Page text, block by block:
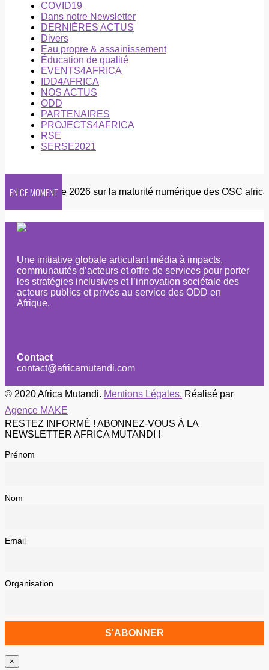
COVID19
Dans notre Newsletter
DERNIÈRES ACTUS
Divers
Eau propre & assainissement
Éducation de qualité
EVENTS4AFRICA
IDD4AFRICA
NOS ACTUS
ODD
PARTENAIRES
PROJECTS4AFRICA
RSE
SERSE2021
EN CE MOMENT
Enquête 2026 sur la maturité numérique des OSC
Une initiative globale articulant média à impacts,
communautés d’acteurs et offre de services pour porter
les stratégies inclusives et l’innovation sociétale des
acteurs publics et privés au service des ODD en
Afrique.
Contact
contact@africamutandi.com
© 2020 Africa Mutandi. Mentions Légales. Réalisé par
Agence MAKE
RESTEZ INFORMÉ ! ABONNEZ-VOUS À LA
NEWSLETTER AFRICA MUTANDI !
Prénom
Nom
Email
Organisation
×